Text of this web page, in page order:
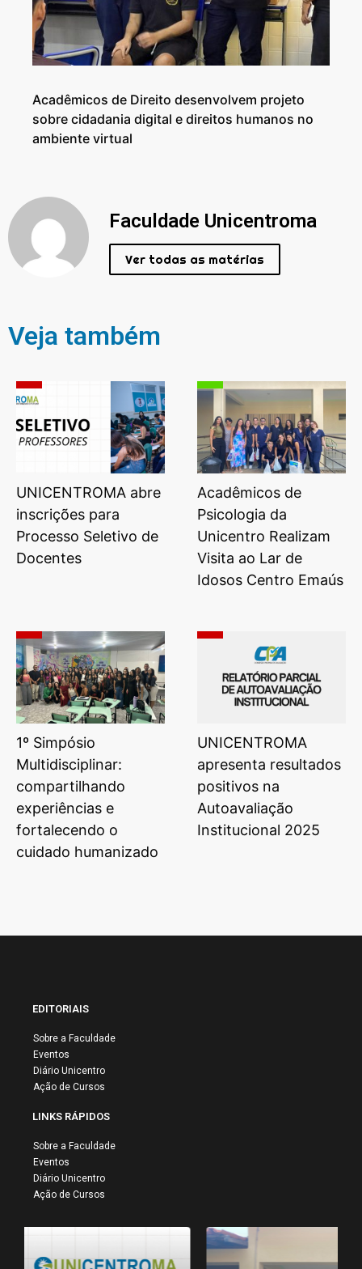
Acadêmicos de Direito desenvolvem projeto
sobre cidadania digital e direitos humanos no
ambiente virtual
Faculdade Unicentroma
Ver todas as matérias
Veja também
UNICENTROMA abre
inscrições para
Processo Seletivo de
Docentes
Acadêmicos de
Psicologia da
Unicentro Realizam
Visita ao Lar de
Idosos Centro Emaús
1º Simpósio
Multidisciplinar:
compartilhando
experiências e
fortalecendo o
cuidado humanizado
UNICENTROMA
apresenta resultados
positivos na
Autoavaliação
Institucional 2025
EDITORIAIS
Sobre a Faculdade
Eventos
Diário Unicentro
Ação de Cursos
LINKS RÁPIDOS
Sobre a Faculdade
Eventos
Diário Unicentro
Ação de Cursos